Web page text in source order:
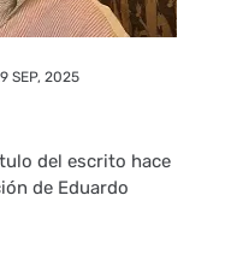
SEP, 2025
del escrito hace
de Eduardo